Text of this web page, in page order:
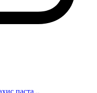
паста...